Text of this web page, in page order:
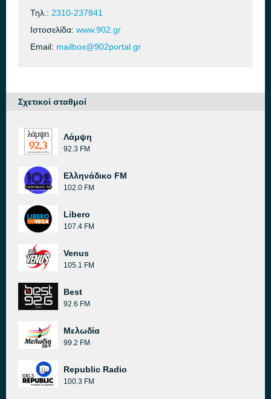
Τηλ.: 2310-237841
Ιστοσελίδα: www.902.gr
Email: mailbox@902portal.gr
Σχετικοί σταθμοί
Λάμψη
92.3 FM
Ελληνάδικο FM
102.0 FM
Libero
107.4 FM
Venus
105.1 FM
Best
92.6 FM
Μελωδία
99.2 FM
Republic Radio
100.3 FM